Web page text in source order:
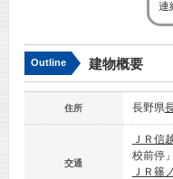
連
Outline 建物概要
住所 長野県
交通
ＪＲ信
校前停
ＪＲ篠